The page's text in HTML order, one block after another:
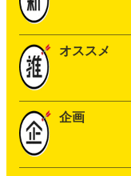
オススメ
企画